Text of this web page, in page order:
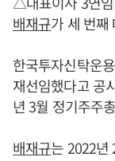
배재규가 세 번째
한국투자신탁운
재선임했다고 공
년 3월 정기주주
배재규는 2022년